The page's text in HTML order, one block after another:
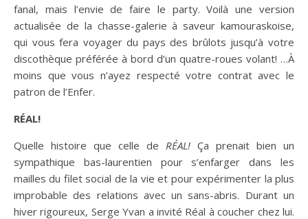
fanal, mais l’envie de faire le party. Voilà une version
actualisée de la chasse-galerie à saveur kamouraskoise,
qui vous fera voyager du pays des brûlots jusqu’à votre
discothèque préférée à bord d’un quatre-roues volant! …À
moins que vous n’ayez respecté votre contrat avec le
patron de l’Enfer.
RÉAL!
Quelle histoire que celle de RÉAL! Ça prenait bien un
sympathique bas-laurentien pour s’enfarger dans les
mailles du filet social de la vie et pour expérimenter la plus
improbable des relations avec un sans-abris. Durant un
hiver rigoureux, Serge Yvan a invité Réal à coucher chez lui.